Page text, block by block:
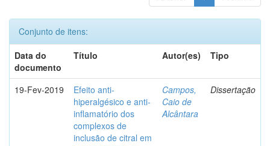
Conjunto de itens:
Data do
documento
Título Autor(es) Tipo
19-Fev-2019
Efeito anti-
hiperalgésico e anti-
inflamatório dos
complexos de
inclusão de citral em
Campos,
Caio de
Alcântara
Dissertação